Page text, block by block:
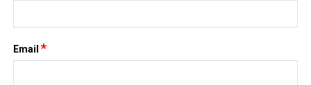
Email*